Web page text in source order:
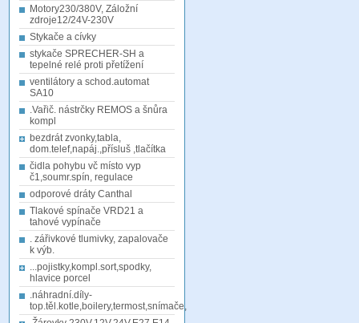
Motory230/380V, Záložní
zdroje12/24V-230V
Stykače a cívky
stykače SPRECHER-SH a
tepelné relé proti přetížení
ventilátory a schod.automat
SA10
.Vařič. nástrčky REMOS a šnůra
kompl
bezdrát zvonky,tabla,
dom.telef,napáj.,přísluš ,tlačítka
čidla pohybu vč místo vyp
č1,soumr.spín, regulace
odporové dráty Canthal
Tlakové spínače VRD21 a
tahové vypínače
. zářivkové tlumivky, zapalovače
k výb.
...pojistky,kompl.sort,spodky,
hlavice porcel
.náhradní.díly-
top.těl.kotle,boilery,termost,snímače,